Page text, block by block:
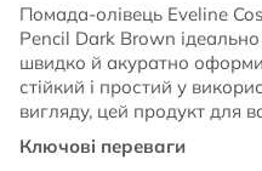
Помада-олівець Eveline
Pencil Dark Brown
швидко й акуратно
стійкий і простий у
вигляду, цей продукт для
Ключові переваги